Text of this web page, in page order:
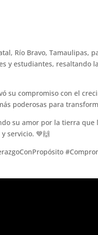
Río Bravo, Tamaulipas,
y estudiantes, resaltando
su compromiso con el
poderosas para
su amor por la tierra
servicio. 💙🙌